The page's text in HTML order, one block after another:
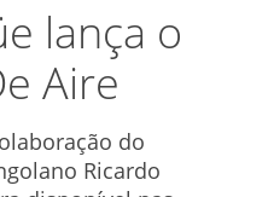
lança o
Aire
do
Ricardo